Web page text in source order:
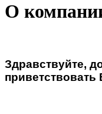
О
Здравствуйте,
приветствовать